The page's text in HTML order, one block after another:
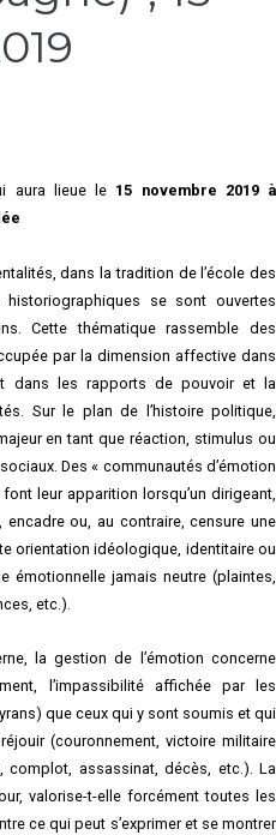
aura lieue le 15 novembre 2019 à
dans la tradition de l’école des
se sont ouvertes
Cette thématique rassemble des
par la dimension affective dans
dans les rapports de pouvoir et la
Sur le plan de l’histoire politique,
en tant que réaction, stimulus ou
Des « communautés d’émotion
leur apparition lorsqu’un dirigeant,
ou, au contraire, censure une
orientation idéologique, identitaire ou
émotionnelle jamais neutre (plaintes,
etc.).
la gestion de l’émotion concerne
l’impassibilité affichée par les
que ceux qui y sont soumis et qui
(couronnement, victoire militaire
assassinat, décès, etc.). La
valorise-t-elle forcément toutes les
ce qui peut s’exprimer et se montrer